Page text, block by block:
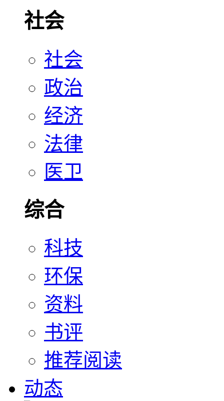
社会
社会
政治
经济
法律
医卫
综合
科技
环保
资料
书评
推荐阅读
动态